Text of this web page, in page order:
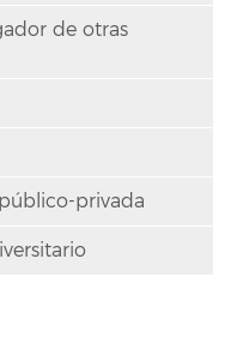
de otras
privada